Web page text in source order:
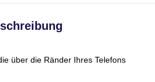
über die Ränder Ihres Telefons